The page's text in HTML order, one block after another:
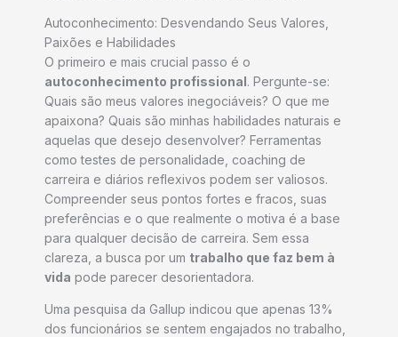
Autoconhecimento: Desvendando Seus Valores,
Paixões e Habilidades
O primeiro e mais crucial passo é o
autoconhecimento profissional. Pergunte-se:
Quais são meus valores inegociáveis? O que me
apaixona? Quais são minhas habilidades naturais e
aquelas que desejo desenvolver? Ferramentas
como testes de personalidade, coaching de
carreira e diários reflexivos podem ser valiosos.
Compreender seus pontos fortes e fracos, suas
preferências e o que realmente o motiva é a base
para qualquer decisão de carreira. Sem essa
clareza, a busca por um trabalho que faz bem à
vida pode parecer desorientadora.
Uma pesquisa da Gallup indicou que apenas 13%
dos funcionários se sentem engajados no trabalho,